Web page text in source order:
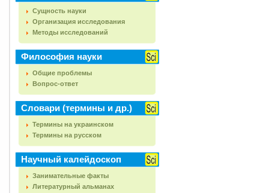
Сущность науки
Организация исследования
Методы исследований
Философия науки
Общие проблемы
Вопрос-ответ
Словари (термины и др.)
Термины на украинском
Термины на русском
Научный калейдоскоп
Занимательные факты
Литературный альманах